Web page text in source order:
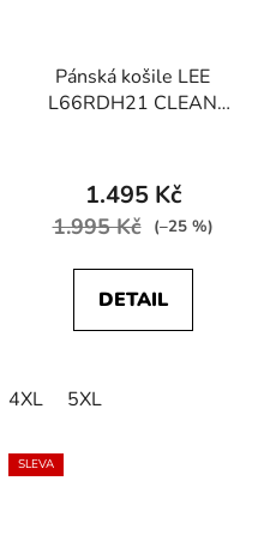
Pánská košile LEE
L66RDH21 CLEAN
1.495 Kč
1.995 Kč (–25 %)
DETAIL
4XL 5XL
SLEVA